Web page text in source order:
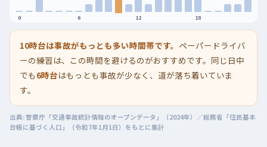
0 6 12 18
10時台は事故がもっとも多い時間帯です。 ペーパードライバ
ーの練習は、この時間を避けるのがおすすめです。同じ日中
でも 6時台はもっとも事故が少なく、道が落ち着いていま
す。
出典: 警察庁「交通事故統計情報のオープンデータ」（2024年）／総務省「住民基本
台帳に基づく人口」（令和7年1月1日）をもとに集計